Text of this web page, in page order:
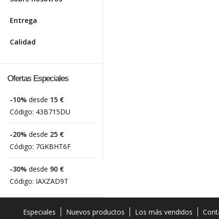
Entrega
Calidad
Ofertas Especiales
-10% desde 15 €
Código: 43B715DU
-20% desde 25 €
Código: 7GKBHT6F
-30% desde 90 €
Código: IAXZAD9T
Especiales Nuevos productos Los más vendidos